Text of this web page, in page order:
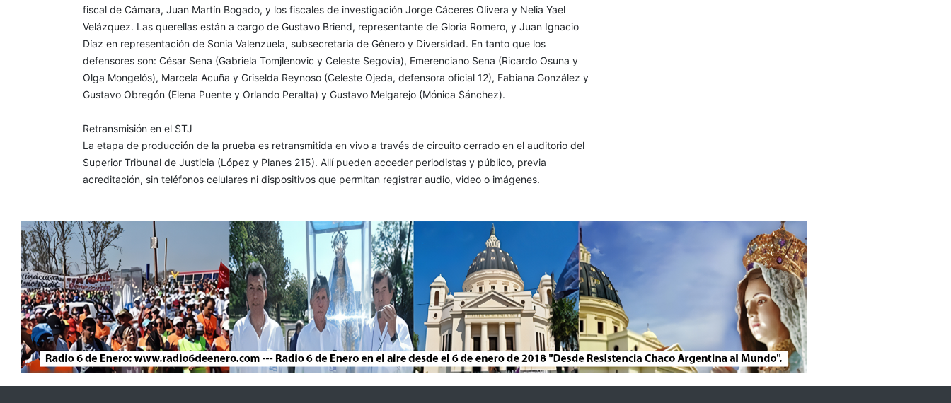
fiscal de Cámara, Juan Martín Bogado, y los fiscales de investigación Jorge Cáceres Olivera y Nelia Yael
Velázquez. Las querellas están a cargo de Gustavo Briend, representante de Gloria Romero, y Juan Ignacio
Díaz en representación de Sonia Valenzuela, subsecretaria de Género y Diversidad. En tanto que los
defensores son: César Sena (Gabriela Tomjlenovic y Celeste Segovia), Emerenciano Sena (Ricardo Osuna y
Olga Mongelós), Marcela Acuña y Griselda Reynoso (Celeste Ojeda, defensora oficial 12), Fabiana González y
Gustavo Obregón (Elena Puente y Orlando Peralta) y Gustavo Melgarejo (Mónica Sánchez).
Retransmisión en el STJ
La etapa de producción de la prueba es retransmitida en vivo a través de circuito cerrado en el auditorio del
Superior Tribunal de Justicia (López y Planes 215). Allí pueden acceder periodistas y público, previa
acreditación, sin teléfonos celulares ni dispositivos que permitan registrar audio, video o imágenes.
Radio 6 De Enero - 2026 © - Todos los derechos reservados.